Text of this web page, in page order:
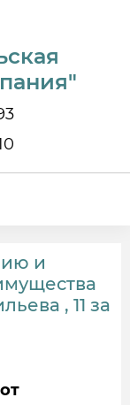
и
, 11 за